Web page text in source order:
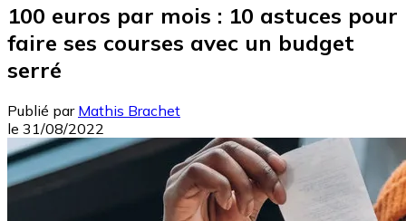
100 euros par mois : 10 astuces pour
faire ses courses avec un budget
serré
Publié par Mathis Brachet
le 31/08/2022